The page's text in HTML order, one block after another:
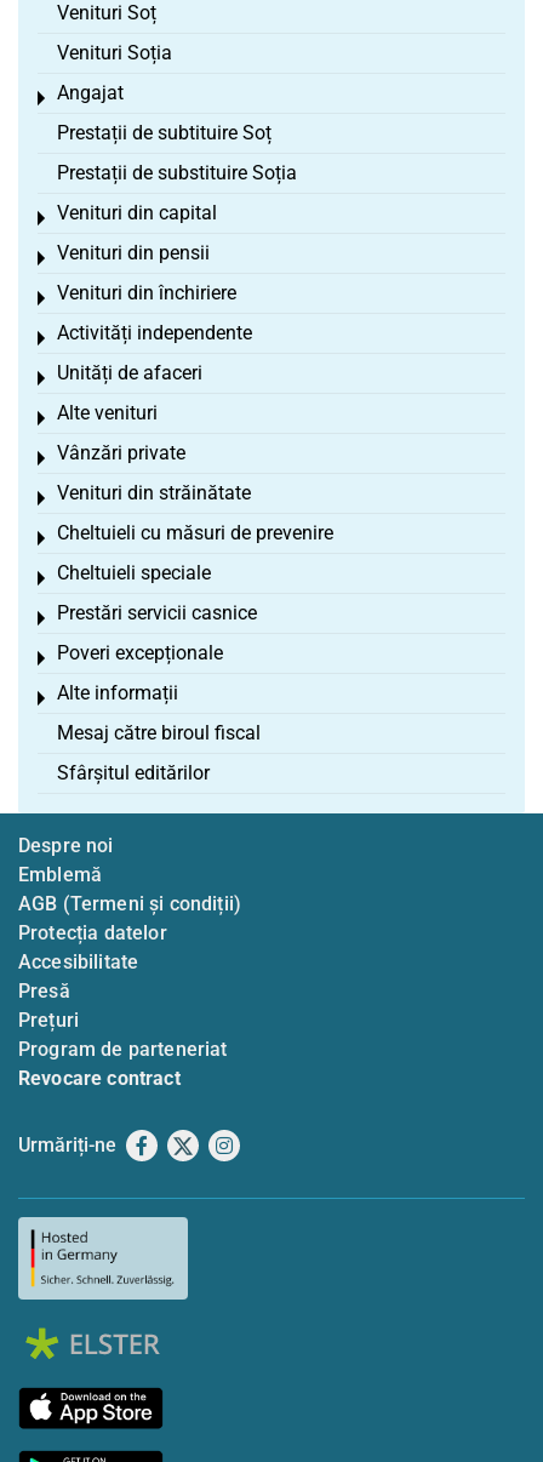
Venituri Soț
Venituri Soția
Angajat
Toggle menu
Prestații de subtituire Soț
Prestații de substituire Soția
Venituri din capital
Toggle menu
Venituri din pensii
Toggle menu
Venituri din închiriere
Toggle menu
Activități independente
Toggle menu
Unități de afaceri
Toggle menu
Alte venituri
Toggle menu
Vânzări private
Toggle menu
Venituri din străinătate
Toggle menu
Cheltuieli cu măsuri de prevenire
Toggle menu
Cheltuieli speciale
Toggle menu
Prestări servicii casnice
Toggle menu
Poveri excepționale
Toggle menu
Alte informații
Toggle menu
Mesaj către biroul fiscal
Sfârșitul editărilor
Despre noi
Emblemă
AGB (Termeni și condiții)
Protecția datelor
Accesibilitate
Presă
Prețuri
Program de parteneriat
Revocare contract
Urmăriți-ne Facebook
X Instagram